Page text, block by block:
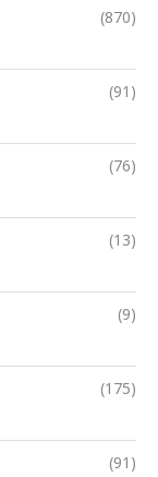
(870)
(91)
(76)
(13)
(9)
(175)
(91)